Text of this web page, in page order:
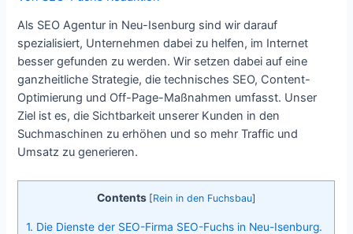
Als SEO Agentur in Neu-Isenburg sind wir darauf
spezialisiert, Unternehmen dabei zu helfen, im Internet
besser gefunden zu werden. Wir setzen dabei auf eine
ganzheitliche Strategie, die technisches SEO, Content-
Optimierung und Off-Page-Maßnahmen umfasst. Unser
Ziel ist es, die Sichtbarkeit unserer Kunden in den
Suchmaschinen zu erhöhen und so mehr Traffic und
Umsatz zu generieren.
Contents [Rein in den Fuchsbau]
1. Die Dienste der SEO-Firma SEO-Fuchs in Neu-Isenburg.